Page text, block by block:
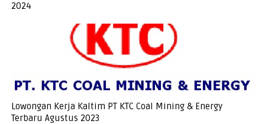
2024
Lowongan Kerja Kaltim PT KTC Coal Mining & Energy
Terbaru Agustus 2023